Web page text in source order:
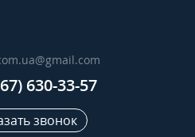
630-33-57
звонок